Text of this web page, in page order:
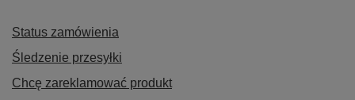
Status zamówienia
Śledzenie przesyłki
Chcę zareklamować produkt